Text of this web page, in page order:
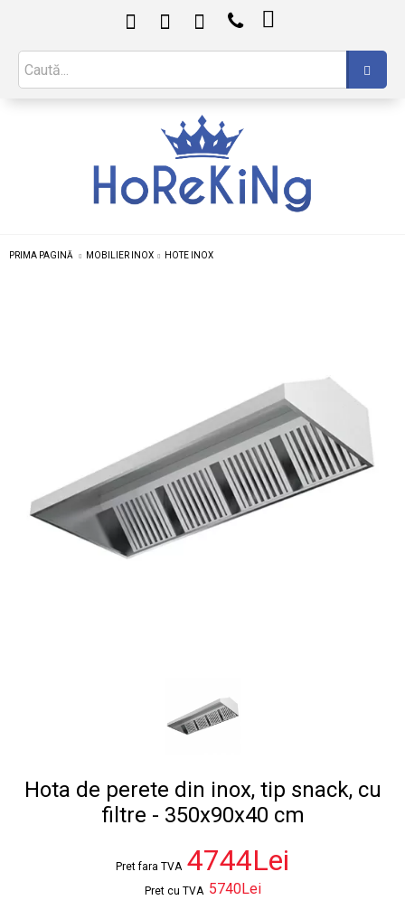

PRIMA PAGINĂ MOBILIER INOX HOTE INOX
Hota de perete din inox, tip snack, cu
filtre - 350x90x40 cm
Pret fara TVA 4744Lei
Pret cu TVA 5740Lei